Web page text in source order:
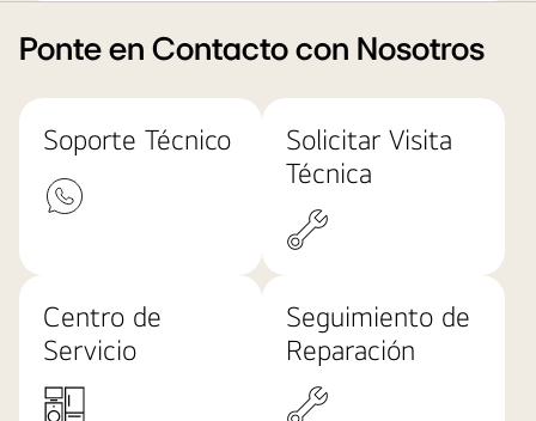
Ponte en Contacto con Nosotros
Soporte Técnico
Solicitar Visita
Técnica
Centro de
Servicio
Seguimiento de
Reparación